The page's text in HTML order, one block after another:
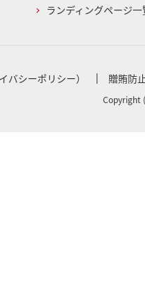
ランディングページ一
バシーポリシー） 贈賄防
Copyright